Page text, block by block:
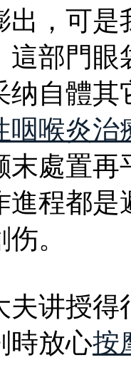
出，可是
這部門眼
纳自體其
咽喉炎治
末處置再
進程都是
。
夫讲授得
時放心按